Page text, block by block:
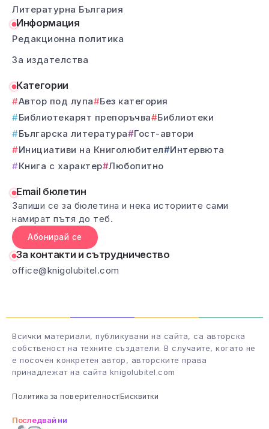
Литературна България
Информация
Редакционна политика
За издателства
Категории
Автор под лупа
Без категория
Библиотекарят препоръчва
Библиотеки
Българска литература
Гост-автори
Инициативи на Книголюбител
Интервюта
Книга с характер Любопитно
Email бюлетин
Запиши се за бюлетина и нека историите сами
намират пътя до теб.
Абонирай се
За контакти и сътрудничество
office@knigolubitel.com
Всички материали, публикувани на сайта, са авторска
собственост на техните създатели. В случаите, когато не
е посочен конкретен автор, авторските права
принадлежат на сайта knigolubitel.com
Политика за поверителностБисквитки
Последвай ни